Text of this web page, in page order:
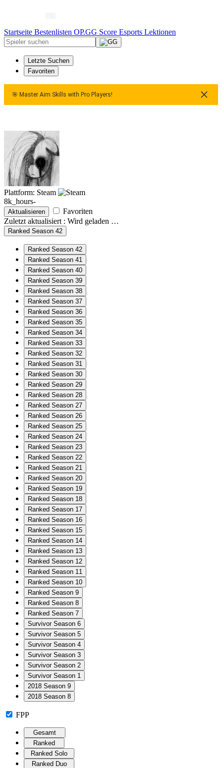
Startseite Bestenlisten OP.GG Score Esports Lektionen
Letzte Suchen
Favoriten
🎯 Master Aim Skills with Pro Players!
Plattform: Steam
8k_hours-
Aktualisieren
Favoriten
Zuletzt aktualisiert : Wird geladen …
Ranked Season 42
Ranked Season 42
Ranked Season 41
Ranked Season 40
Ranked Season 39
Ranked Season 38
Ranked Season 37
Ranked Season 36
Ranked Season 35
Ranked Season 34
Ranked Season 33
Ranked Season 32
Ranked Season 31
Ranked Season 30
Ranked Season 29
Ranked Season 28
Ranked Season 27
Ranked Season 26
Ranked Season 25
Ranked Season 24
Ranked Season 23
Ranked Season 22
Ranked Season 21
Ranked Season 20
Ranked Season 19
Ranked Season 18
Ranked Season 17
Ranked Season 16
Ranked Season 15
Ranked Season 14
Ranked Season 13
Ranked Season 12
Ranked Season 11
Ranked Season 10
Ranked Season 9
Ranked Season 8
Ranked Season 7
Survivor Season 6
Survivor Season 5
Survivor Season 4
Survivor Season 3
Survivor Season 2
Survivor Season 1
2018 Season 9
2018 Season 8
FPP
Gesamt
Ranked
Ranked Solo
Ranked Duo